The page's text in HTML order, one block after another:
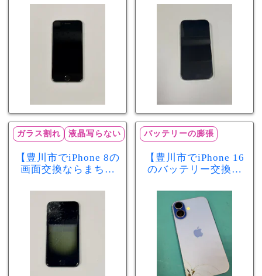
スマ豊川店】電池の
減りが早い症状も当
店】バッテリー交換
で復旧するケースも
あります！
ガラス割れ 液晶写らない
【豊川市でiPhone 8の
画面交換ならまちス
れ・液晶不良も当日
60分で修理可能！
バッテリーの膨張
【豊川市でiPhone 16
のバッテリー交換な
少し膨張したバッテ
リーも当日90分で安
心修理！